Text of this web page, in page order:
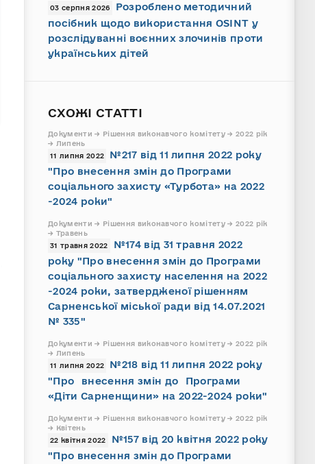
03 серпня 2026
Розроблено методичний
посібник щодо використання OSINT у
розслідуванні воєнних злочинів проти
українських дітей
СХОЖІ СТАТТІ
Документи → Рішення виконавчого комітету → 2022 рік
→ Липень
11 липня 2022
№217 від 11 липня 2022 року
"Про внесення змін до Програми
соціального захисту «Турбота» на 2022
-2024 роки"
Документи → Рішення виконавчого комітету → 2022 рік
→ Травень
31 травня 2022
№174 від 31 травня 2022
року "Про внесення змін до Програми
соціального захисту населення на 2022
-2024 роки, затвердженої рішенням
Сарненської міської ради від 14.07.2021
№ 335"
Документи → Рішення виконавчого комітету → 2022 рік
→ Липень
11 липня 2022
№218 від 11 липня 2022 року
"Про внесення змін до Програми
«Діти Сарненщини» на 2022-2024 роки"
Документи → Рішення виконавчого комітету → 2022 рік
→ Квітень
22 квітня 2022
№157 від 20 квітня 2022 року
"Про внесення змін до Програми